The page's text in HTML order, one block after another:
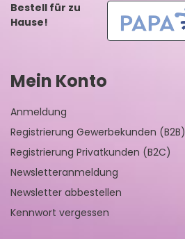
Bestell für zu
Hause!
Mein Konto
Anmeldung
Registrierung Gewerbekunden (B2B)
Registrierung Privatkunden (B2C)
Newsletteranmeldung
Newsletter abbestellen
Kennwort vergessen